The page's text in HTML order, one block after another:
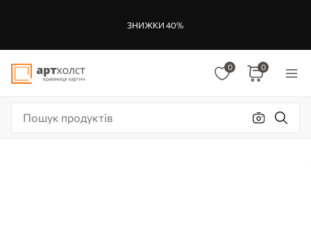
ЗНИЖКИ 40%
0 0